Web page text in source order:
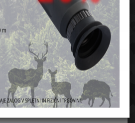
nahrbtniki
Etui za dolgocevno orožje